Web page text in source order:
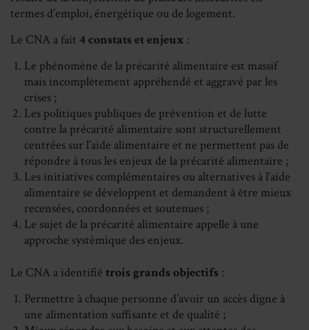
termes d’emploi, énergétique ou de logement.
Le CNA a fait 4 constats et enjeux :
Le phénomène de la précarité alimentaire est massif
mais incomplètement appréhendé et aggravé par les
crises ;
Les politiques publiques de prévention et de lutte
contre la précarité alimentaire sont structurellement
centrées sur l’aide alimentaire et ne permettent pas de
répondre à tous les enjeux de la précarité alimentaire ;
Les initiatives complémentaires ou alternatives à l’aide
alimentaire se développent et demandent à être mieux
recensées, coordonnées et soutenues ;
Le sujet de la précarité alimentaire appelle à une
approche systèmique des enjeux.
Le CNA a identifié trois grands objectifs :
Permettre à chaque personne d’avoir un accès digne à
une alimentation suffisante et de qualité ;